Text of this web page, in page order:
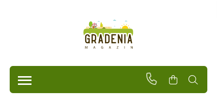
Tractorașe de cosit iarba
Masini de tuns iarba
Roabe